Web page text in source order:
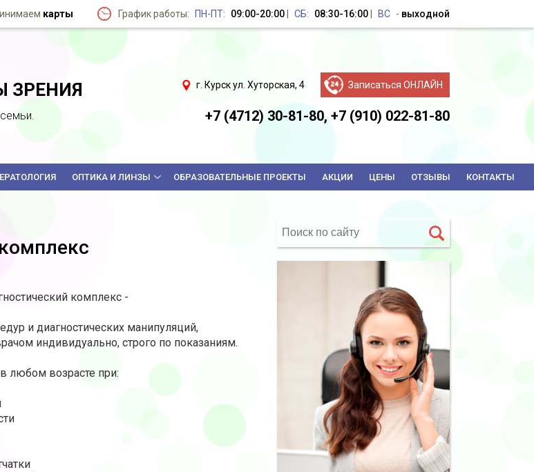
График работы: ПН-ПТ: 09:00-20:00 CБ: 08:30-16:00 ВС - выходной
карты
ЗРЕНИЯ г. Курск ул. Хуторская, 4 Записаться ОНЛАЙН
+7 (4712) 30-81-80, +7 (910) 022-81-80
ОПТИКА И ЛИНЗЫ ОБРАЗОВАТЕЛЬНЫЕ ПРОЕКТЫ АКЦИИ ЦЕНЫ ОТЗЫВЫ КОНТАКТЫ
комплекс -
и диагностических манипуляций,
индивидуально, строго по показаниям.
любом возрасте при: